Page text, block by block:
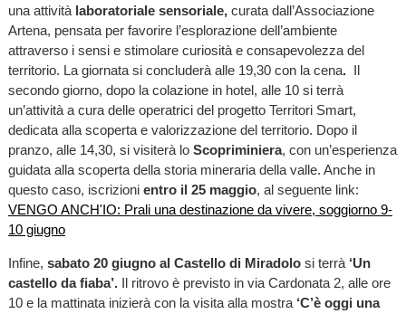
una attività laboratoriale sensoriale,curata dall’Associazione
Artena, pensata per favorire l’esplorazione dell’ambiente
attraverso i sensi e stimolare curiosità e consapevolezza del
territorio. La giornata si concluderà alle 19,30 con la cena. Il
secondo giorno, dopo la colazione in hotel, alle 10 si terrà
un’attività a cura delle operatrici del progetto Territori Smart,
dedicata alla scoperta e valorizzazione del territorio. Dopo il
pranzo, alle 14,30, si visiterà lo Scopriminiera, con un’esperienza
guidata alla scoperta della storia mineraria della valle. Anche in
questo caso, iscrizioni entro il 25 maggio, al seguente link:
VENGO ANCH'IO: Prali una destinazione da vivere, soggiorno 9-
10 giugno
Infine, sabato 20 giugno al Castello di Miradolo si terrà‘Un
castello da fiaba’. Il ritrovo è previsto in via Cardonata 2, alle ore
10 e la mattinata inizierà con la visita alla mostra‘C’è oggi una